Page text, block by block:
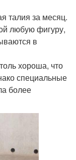
талия за месяц.
любую фигуру,
в
хороша, что
специальные
более